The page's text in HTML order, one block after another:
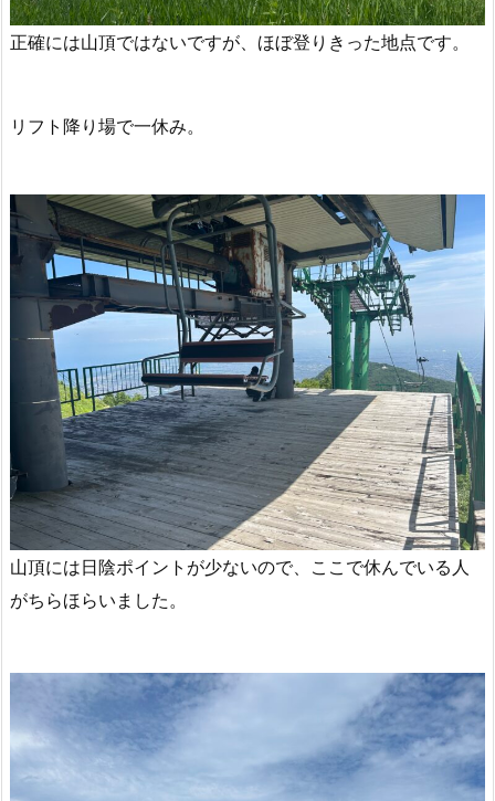
正確には山頂ではないですが、ほぼ登りきった地点です。
リフト降り場で一休み。
山頂には日陰ポイントが少ないので、ここで休んでいる人
がちらほらいました。